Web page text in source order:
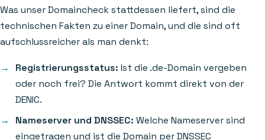
Was unser Domaincheck stattdessen liefert, sind die
technischen Fakten zu einer Domain, und die sind oft
aufschlussreicher als man denkt:
Registrierungsstatus: Ist die .de-Domain vergeben
oder noch frei? Die Antwort kommt direkt von der
DENIC.
Nameserver und DNSSEC: Welche Nameserver sind
eingetragen und ist die Domain per DNSSEC